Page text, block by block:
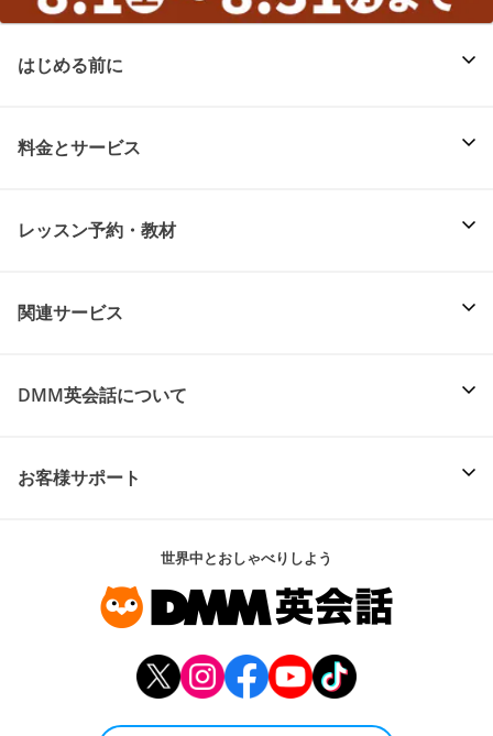
はじめる前に
料金とサービス
レッスン予約・教材
関連サービス
DMM英会話について
お客様サポート
世界中とおしゃべりしよう